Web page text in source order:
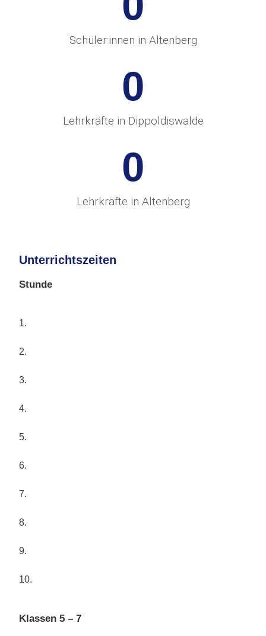
Schüler:innen in Altenberg
Lehrkräfte in Dippoldiswalde
0
Lehrkräfte in Altenberg
0
Unterrichtszeiten
Stunde
1.
2.
3.
4.
5.
6.
7.
8.
9.
10.
Klassen 5 – 7